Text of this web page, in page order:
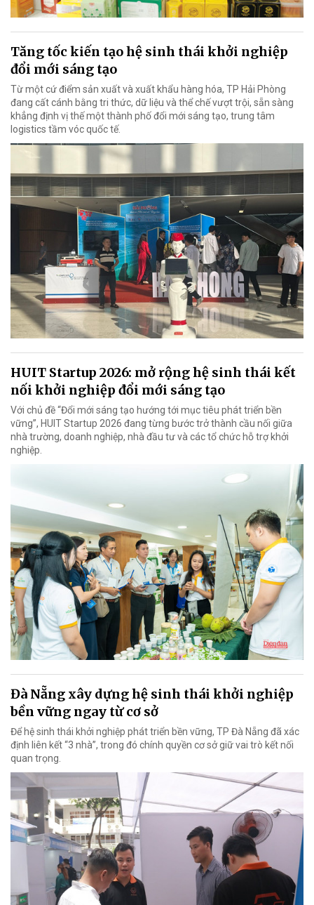
Tăng tốc kiến tạo hệ sinh thái khởi nghiệp
đổi mới sáng tạo
Từ một cứ điểm sản xuất và xuất khẩu hàng hóa, TP Hải Phòng
đang cất cánh bằng tri thức, dữ liệu và thể chế vượt trội, sẵn sàng
khẳng định vị thế một thành phố đổi mới sáng tạo, trung tâm
logistics tầm vóc quốc tế.
HUIT Startup 2026: mở rộng hệ sinh thái kết
nối khởi nghiệp đổi mới sáng tạo
Với chủ đề “Đổi mới sáng tạo hướng tới mục tiêu phát triển bền
vững”, HUIT Startup 2026 đang từng bước trở thành cầu nối giữa
nhà trường, doanh nghiệp, nhà đầu tư và các tổ chức hỗ trợ khởi
nghiệp.
Đà Nẵng xây dựng hệ sinh thái khởi nghiệp
bền vững ngay từ cơ sở
Để hệ sinh thái khởi nghiệp phát triển bền vững, TP Đà Nẵng đã xác
định liên kết “3 nhà”, trong đó chính quyền cơ sở giữ vai trò kết nối
quan trọng.